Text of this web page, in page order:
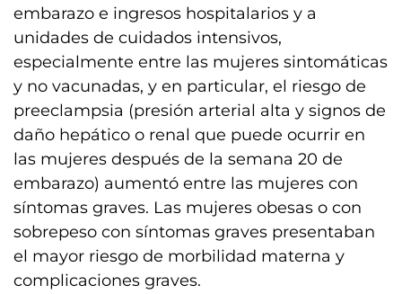
embarazo e ingresos hospitalarios y a
unidades de cuidados intensivos,
especialmente entre las mujeres sintomáticas
y no vacunadas, y en particular, el riesgo de
preeclampsia (presión arterial alta y signos de
daño hepático o renal que puede ocurrir en
las mujeres después de la semana 20 de
embarazo) aumentó entre las mujeres con
síntomas graves. Las mujeres obesas o con
sobrepeso con síntomas graves presentaban
el mayor riesgo de morbilidad materna y
complicaciones graves.